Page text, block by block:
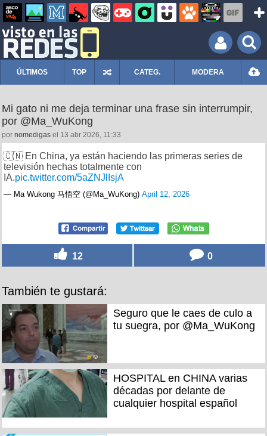
ÚLTIMOS TOP CATEG. MODERA
Mi gato ni me deja terminar una frase sin interrumpir,
por @Ma_WuKong
por nomedigas el 13 abr 2026, 11:33
🇨🇳 En China, ya están haciendo las primeras series de
televisión hechas totalmente con
IA.pic.twitter.com/5aZNJlIsjA
— Ma Wukong 马悟空 (@Ma_WuKong) April 12, 2026
12 0
También te gustará:
Seguro que le caes de culo a
tu suegra, por @Ma_WuKong
HOSPITAL en CHINA varias
décadas por delante de
cualquier hospital español